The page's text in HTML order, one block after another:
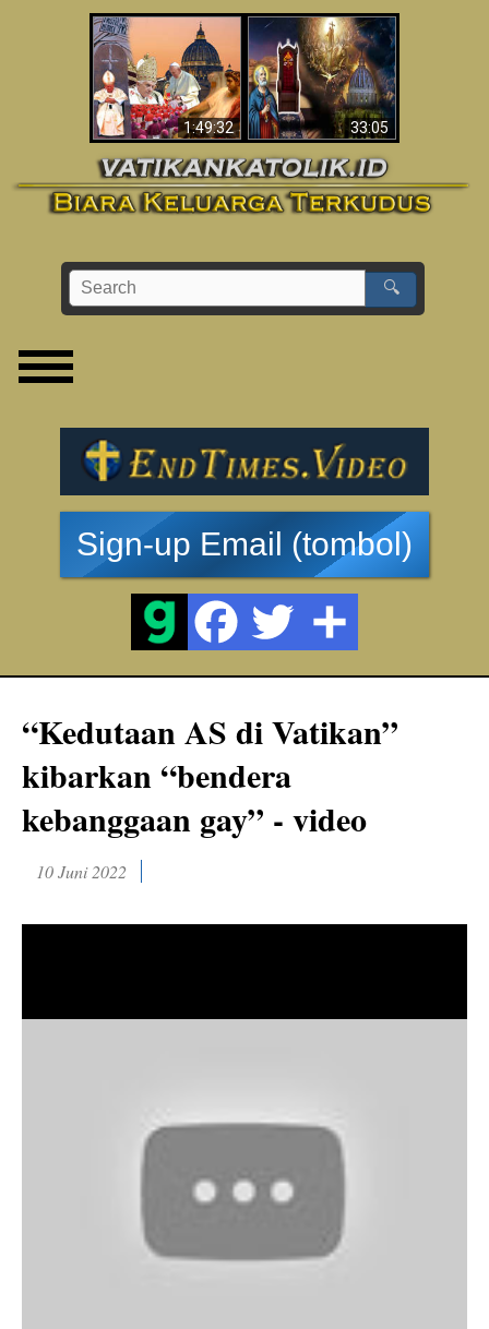
1:49:32
Wahyu di Vatikan
Sekarang
33:05
Apakah Alkitab
Memprediksikan 70
Tahun Tanpa
Seorang Paus?
🔍
Sign-up Email (tombol)
“Kedutaan AS di Vatikan”
kibarkan “bendera
kebanggaan gay” - video
10 Juni 2022